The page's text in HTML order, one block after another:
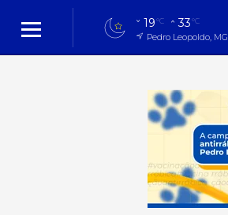
19°C 33°C
Pedro Leopoldo, MG